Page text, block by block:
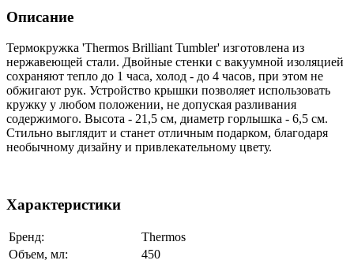
Описание
Термокружка 'Thermos Brilliant Tumbler' изготовлена из
нержавеющей стали. Двойные стенки с вакуумной изоляцией
сохраняют тепло до 1 часа, холод - до 4 часов, при этом не
обжигают рук. Устройство крышки позволяет использовать
кружку у любом положении, не допуская разливания
содержимого. Высота - 21,5 см, диаметр горлышка - 6,5 см.
Стильно выглядит и станет отличным подарком, благодаря
необычному дизайну и привлекательному цвету.
Характеристики
Бренд:
Thermos
Объем, мл:
450